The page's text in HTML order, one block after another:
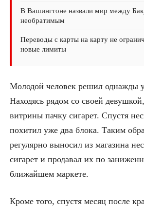
В Вашингтоне назвали мир между
необратимым
Переводы с карты на карту не
новые лимиты
Молодой человек решил однажды
Находясь рядом со своей
витрины пачку сигарет. Спустя
похитил уже два блока. Таким
регулярно выносил из магазина
сигарет и продавал их по
ближайшем маркете.
Кроме того, спустя месяц после